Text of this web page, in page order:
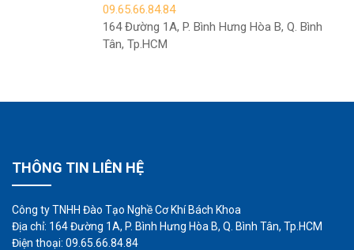
09.65.66.84.84
164 Đường 1A, P. Bình Hưng Hòa B, Q. Bình
Tân, Tp.HCM
THÔNG TIN LIÊN HỆ
Công ty TNHH Đào Tạo Nghề Cơ Khí Bách Khoa
Địa chỉ: 164 Đường 1A, P. Bình Hưng Hòa B, Q. Bình Tân, Tp.HCM
Điện thoại: 09.65.66.84.84